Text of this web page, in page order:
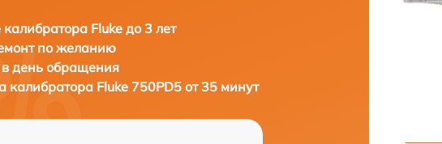
калибратора Fluke до 3 лет
по желанию
в день обращения
калибратора Fluke 750PD5 от 35 минут